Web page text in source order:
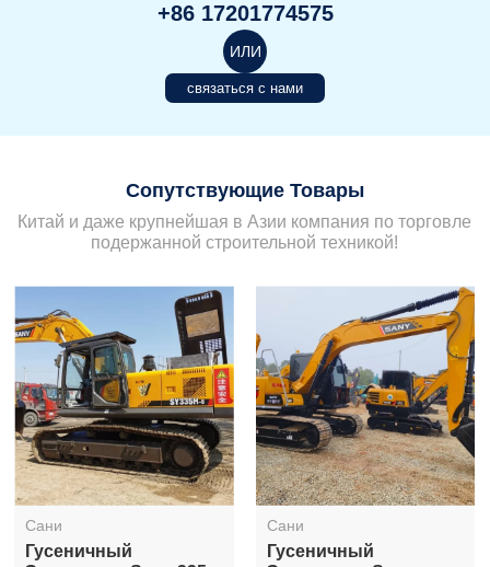
+86 17201774575
ИЛИ
связаться с нами
Сопутствующие Товары
Китай и даже крупнейшая в Азии компания по торговле
подержанной строительной техникой!
Сани
Гусеничный
Сани
Гусеничный